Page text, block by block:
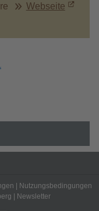
Webseite
| Nutzungsbedingungen
| Newsletter